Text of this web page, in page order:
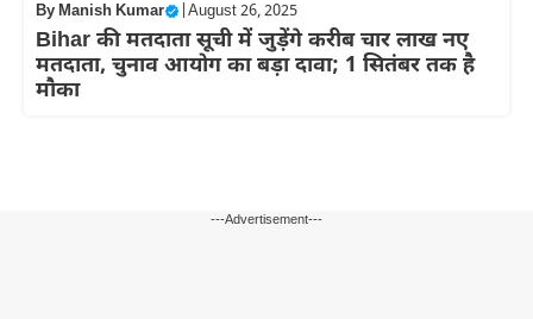
ByManish Kumar August 26, 2025
Bihar की मतदाता सूची में जुड़ेंगे करीब चार लाख नए
मतदाता, चुनाव आयोग का बड़ा दावा; 1 सितंबर तक है
मौका
---Advertisement---